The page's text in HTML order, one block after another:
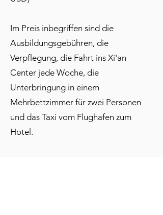
Im Preis inbegriffen sind die
Ausbildungsgebühren, die
Verpflegung, die Fahrt ins Xi'an
Center jede Woche, die
Unterbringung in einem
Mehrbettzimmer für zwei Personen
und das Taxi vom Flughafen zum
Hotel.